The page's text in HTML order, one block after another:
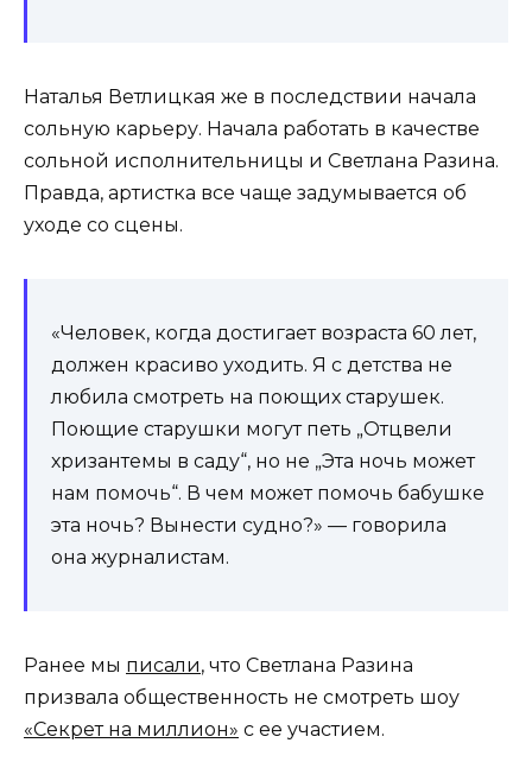
Наталья Ветлицкая же в последствии начала
сольную карьеру. Начала работать в качестве
сольной исполнительницы и Светлана Разина.
Правда, артистка все чаще задумывается об
уходе со сцены.
«Человек, когда достигает возраста 60 лет,
должен красиво уходить. Я с детства не
любила смотреть на поющих старушек.
Поющие старушки могут петь „Отцвели
хризантемы в саду“, но не „Эта ночь может
нам помочь“. В чем может помочь бабушке
эта ночь? Вынести судно?» — говорила
она журналистам.
Ранее мы писали, что Светлана Разина
призвала общественность не смотреть шоу
«Секрет на миллион» с ее участием.